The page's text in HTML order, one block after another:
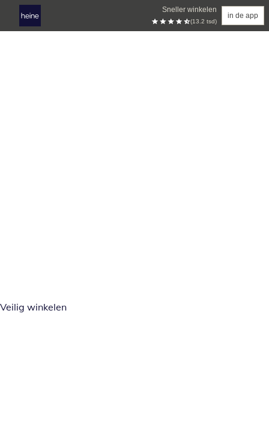
Sneller winkelen
(13.2 tsd)
in de app
Veilig winkelen